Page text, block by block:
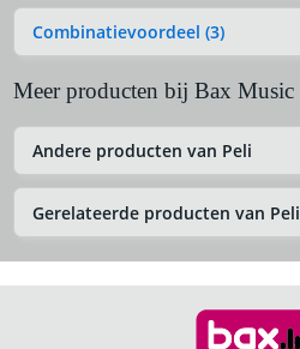
Combinatievoordeel (3)
Meer producten bij Bax Music
Andere producten van Peli
Gerelateerde producten van Peli